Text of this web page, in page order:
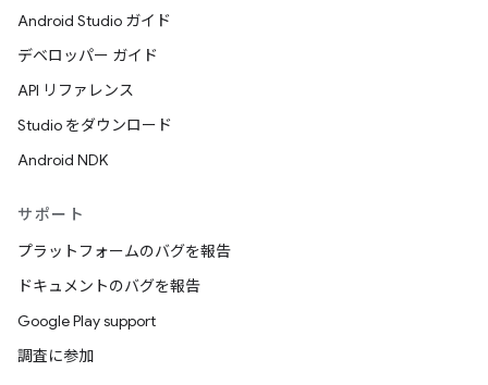
Android Studio ガイド
デベロッパー ガイド
API リファレンス
Studio をダウンロード
Android NDK
サポート
プラットフォームのバグを報告
ドキュメントのバグを報告
Google Play support
調査に参加